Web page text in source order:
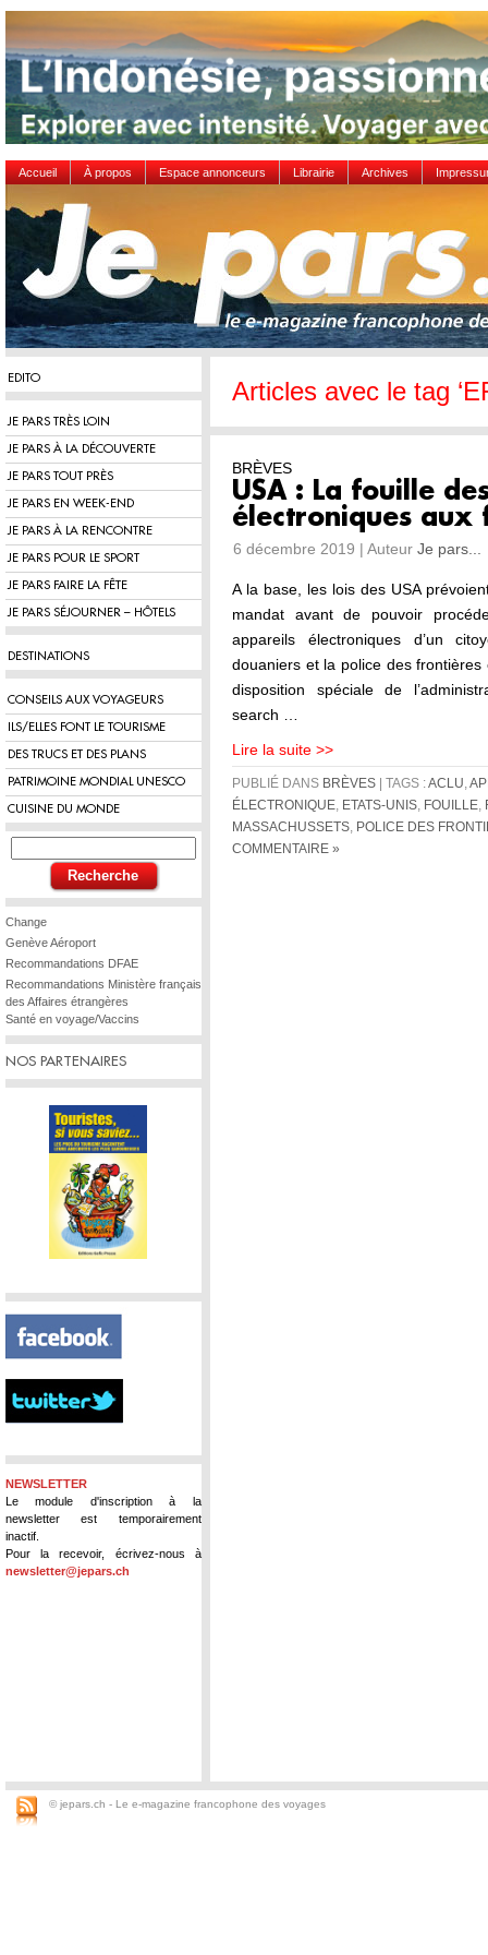
Accueil À propos Espace annonceurs Librairie Archives
EDITO
JE PARS TRÈS LOIN
JE PARS À LA DÉCOUVERTE
JE PARS TOUT PRÈS
JE PARS EN WEEK-END
JE PARS À LA RENCONTRE
JE PARS POUR LE SPORT
JE PARS FAIRE LA FÊTE
JE PARS SÉJOURNER – HÔTELS
DESTINATIONS
CONSEILS AUX VOYAGEURS
ILS/ELLES FONT LE TOURISME
DES TRUCS ET DES PLANS
PATRIMOINE MONDIAL UNESCO
CUISINE DU MONDE
Change
Genève Aéroport
Recommandations DFAE
Recommandations Ministère français
des Affaires étrangères
Santé en voyage/Vaccins
NOS PARTENAIRES
NEWSLETTER
Le module d'inscription à la
newsletter est temporairement
inactif.
Pour la recevoir, écrivez-nous à
newsletter@jepars.ch
Articles avec le tag
BRÈVES
USA : La fouille
électroniques aux
6 décembre 2019 | Auteur Je pars...
A la base, les lois des USA
mandat avant de pouvoir
appareils électroniques d’un
douaniers et la police des frontières
disposition spéciale de
search …
Lire la suite >>
PUBLIÉ DANS BRÈVES | TAGS :ACLU
ÉLECTRONIQUE
ETATS-UNIS FOUILLE
MASSACHUSSETS
POLICE DES
COMMENTAIRE »
© jepars.ch - Le e-magazine francophone des voyages